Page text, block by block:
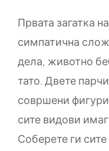
Првата загатка
симпатична
дела, животно
тато. Двете
совршени
сите видови
Соберете ги